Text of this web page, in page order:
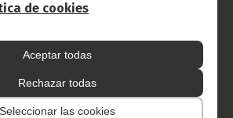
de cookies
Aceptar todas
Rechazar todas
Seleccionar las cookies